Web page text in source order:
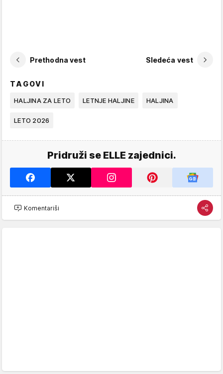
Prethodna vest Sledeća vest
TAGOVI
HALJINA ZA LETO LETNJE HALJINE HALJINA
LETO 2026
Pridruži se ELLE zajednici.
Komentariši